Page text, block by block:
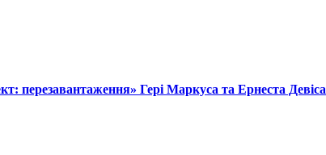
перезавантаження» Гері Маркуса та Ернеста Девіса